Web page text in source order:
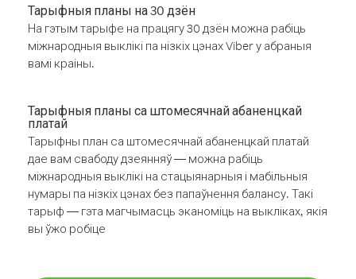
Тарыфныя планы на 30 дзён
На гэтым тарыфе на працягу 30 дзён можна рабіць
міжнародныя выклікі па нізкіх цэнах Viber у абраныя
вамі краіны.
Тарыфныя планы са штомесячнай абаненцкай
платай
Тарыфны план са штомесячнай абаненцкай платай
дае вам свабоду дзеянняў — можна рабіць
міжнародныя выклікі на стацыянарныя і мабільныя
нумары па нізкіх цэнах без папаўнення балансу. Такі
тарыф — гэта магчымасць эканоміць на выкліках, якія
вы ўжо робіце